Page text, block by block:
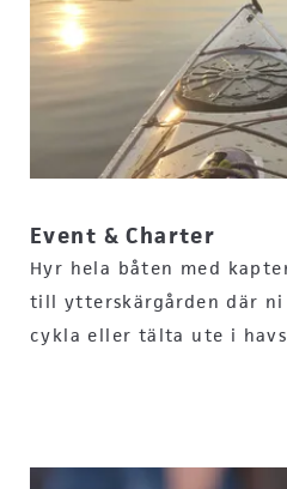
Event & Charter
Hyr hela båten med
till ytterskärgården där ni
cykla eller tälta ute i